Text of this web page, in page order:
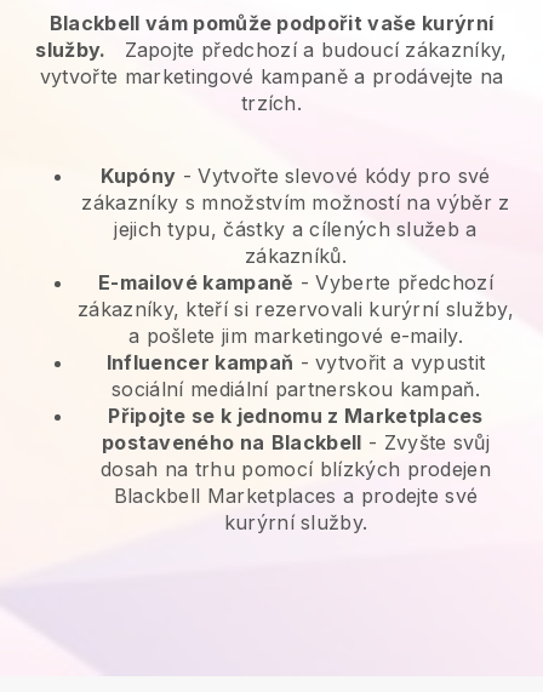
Blackbell vám pomůže podpořit vaše kurýrní
služby.
Zapojte předchozí a budoucí zákazníky,
vytvořte marketingové kampaně a prodávejte na
trzích.
Kupóny - Vytvořte slevové kódy pro své
zákazníky s množstvím možností na výběr z
jejich typu, částky a cílených služeb a
zákazníků.
E-mailové kampaně -Vyberte předchozí
zákazníky, kteří si rezervovali kurýrní služby,
a pošlete jim marketingové e-maily.
Influencer kampaň - vytvořit a vypustit
sociální mediální partnerskou kampaň.
Připojte se k jednomu z Marketplaces
postaveného na Blackbell - Zvyšte svůj
dosah na trhu pomocí blízkých prodejen
Blackbell Marketplaces a prodejte své
kurýrní služby.